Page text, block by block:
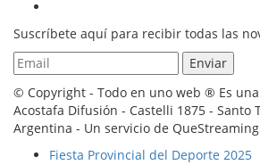
Suscríbete aquí para recibir todas las
© Copyright - Todo en uno web ® Es
Acostafa Difusión - Castelli 1875 - Santo
Argentina - Un servicio de
Fiesta Provincial del Deporte 2025